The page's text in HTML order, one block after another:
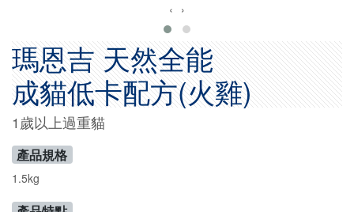
‹ ›
瑪恩吉 天然全能
成貓低卡配方(火雞)
1歲以上過重貓
產品規格
1.5kg